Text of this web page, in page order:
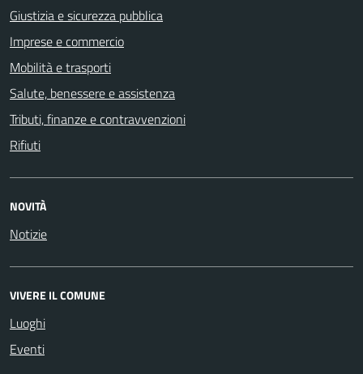
Giustizia e sicurezza pubblica
Imprese e commercio
Mobilità e trasporti
Salute, benessere e assistenza
Tributi, finanze e contravvenzioni
Rifiuti
NOVITÀ
Notizie
VIVERE IL COMUNE
Luoghi
Eventi